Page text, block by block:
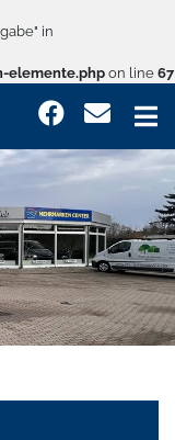
in
elemente.php on line 67